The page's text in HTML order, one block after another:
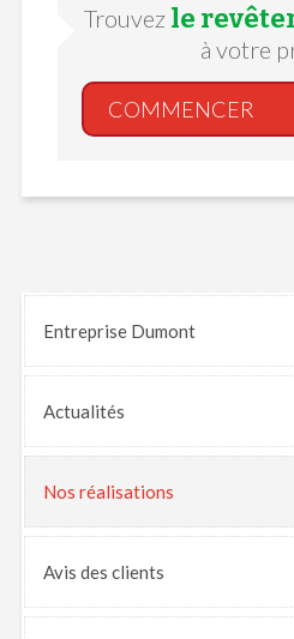
Trouvez le
à votre
COMMENCER
Entreprise Dumont
Actualités
Nos réalisations
Avis des clients